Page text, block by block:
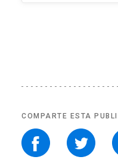
COMPARTE ESTA